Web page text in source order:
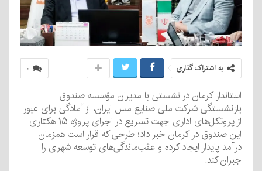
۰ به اشتراک گذاری
استاندار کرمان در نشستی با مدیران مؤسسه صندوق
بازنشستگی شرکت ملی صنایع مس ایران، از آمادگی برای عبور
از پروتکل‌های اداری جهت تسریع در اجرای پروژه ۱۵ هکتاری
این صندوق در کرمان خبر داد؛ طرحی که قرار است همزمان
درآمد پایدار ایجاد کرده و عقب‌ماندگی‌های توسعه شهری را
جبران کند.